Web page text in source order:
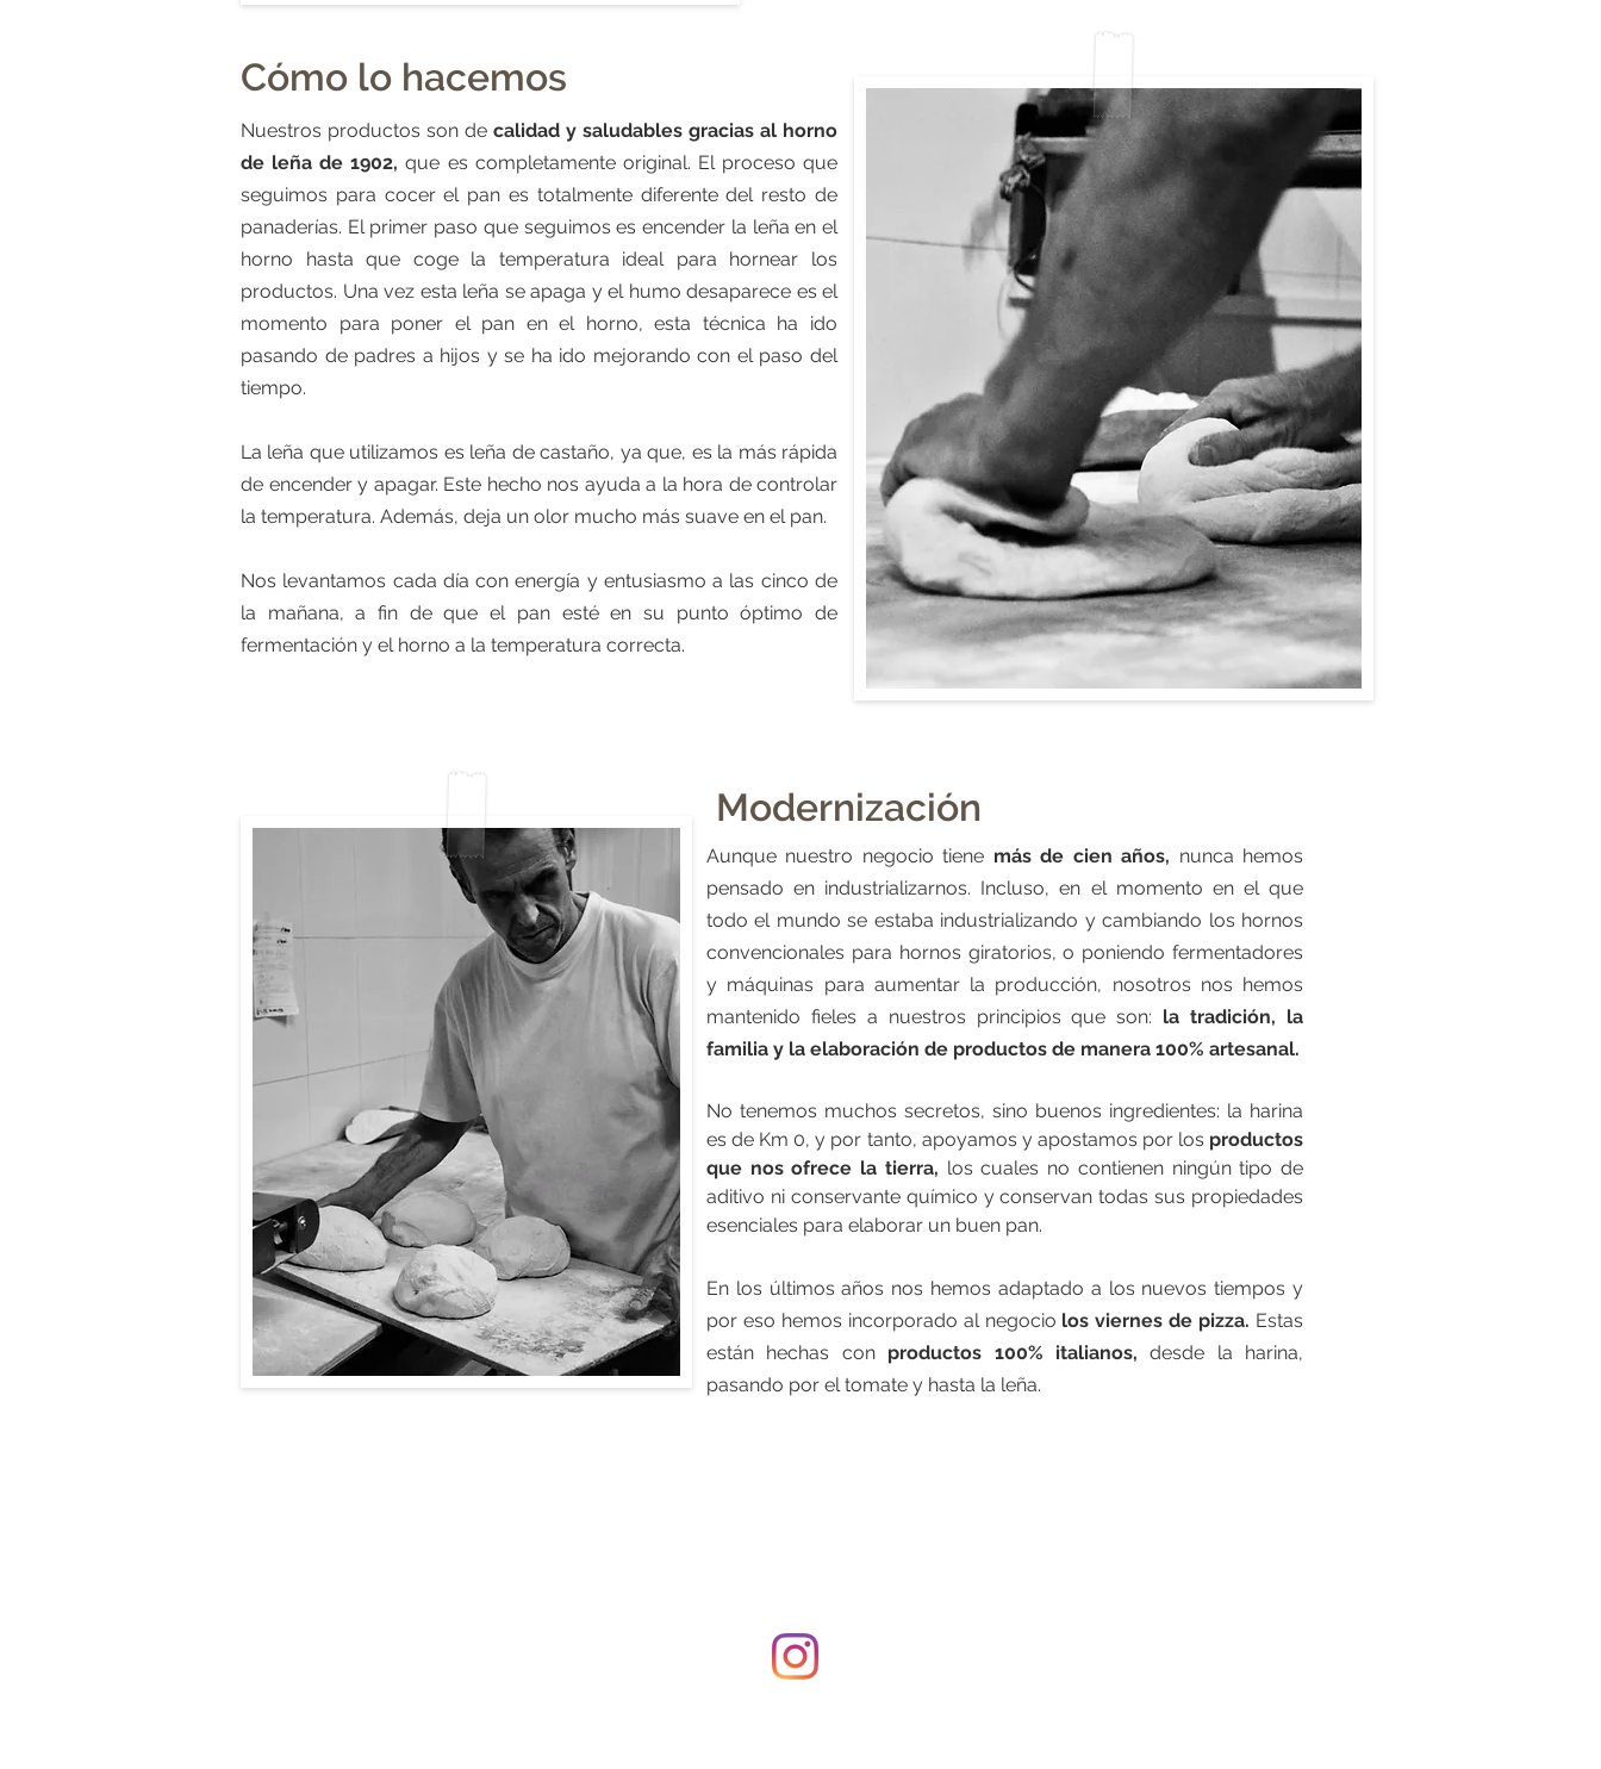
Cómo lo hacemos
Nuestros productos son de calidad y saludables gracias al horno
de leña de 1902, que es completamente original. El proceso que
seguimos para cocer el pan es totalmente diferente del resto de
panaderías. El primer paso que seguimos es encender la leña en el
horno hasta que coge la temperatura ideal para hornear los
productos. Una vez esta leña se apaga y el humo desaparece es el
momento para poner el pan en el horno, esta técnica ha ido
pasando de padres a hijos y se ha ido mejorando con el paso del
tiempo.
La leña que utilizamos es leña de castaño, ya que, es la más rápida
de encender y apagar. Este hecho nos ayuda a la hora de controlar
la temperatura. Además, deja un olor mucho más suave en el pan.
Nos levantamos cada día con energía y entusiasmo a las cinco de
la mañana, a fin de que el pan esté en su punto óptimo de
fermentación y el horno a la temperatura correcta.
Modernización
Aunque nuestro negocio tiene más de cien años, nunca hemos
pensado en industrializarnos. Incluso, en el momento en el que
todo el mundo se estaba industrializando y cambiando los hornos
convencionales para hornos giratorios, o poniendo fermentadores
y máquinas para aumentar la producción, nosotros nos hemos
mantenido fieles a nuestros principios que son: la tradición, la
familia y la elaboración de productos de manera 100% artesanal.
No tenemos muchos secretos, sino buenos ingredientes: la harina
es de Km 0, y por tanto, apoyamos y apostamos por los productos
que nos ofrece la tierra, los cuales no contienen ningún tipo de
aditivo ni conservante químico y conservan todas sus propiedades
esenciales para elaborar un buen pan.
En los últimos años nos hemos adaptado a los nuevos tiempos y
por eso hemos incorporado al negocio los viernes de pizza. Estas
están hechas con productos 100% italianos, desde la harina,
pasando por el tomate y hasta la leña.